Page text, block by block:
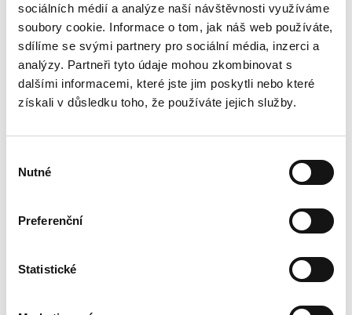
sociálních médií a analýze naší návštěvnosti využíváme
soubory cookie. Informace o tom, jak náš web používáte,
sdílíme se svými partnery pro sociální média, inzerci a
analýzy. Partneři tyto údaje mohou zkombinovat s
dalšími informacemi, které jste jim poskytli nebo které
získali v důsledku toho, že používáte jejich služby.
souhlasu
Nutné
Preferenční
Statistické